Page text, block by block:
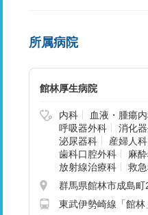
所属病院
館林厚生病院
内科 血液・腫瘍
呼吸器外科
消化
泌尿器科
産婦人科
歯科口腔外科
麻
放射線治療科
救
群馬県館林市成島町
東武伊勢崎線「館